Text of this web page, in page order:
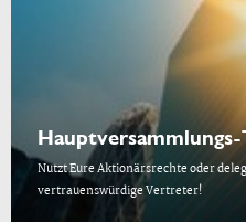
Nutzt Eure Aktionärsrechte oder
vertrauenswürdige Vertreter!